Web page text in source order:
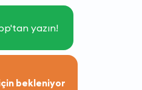
yazın!
bekleniyor